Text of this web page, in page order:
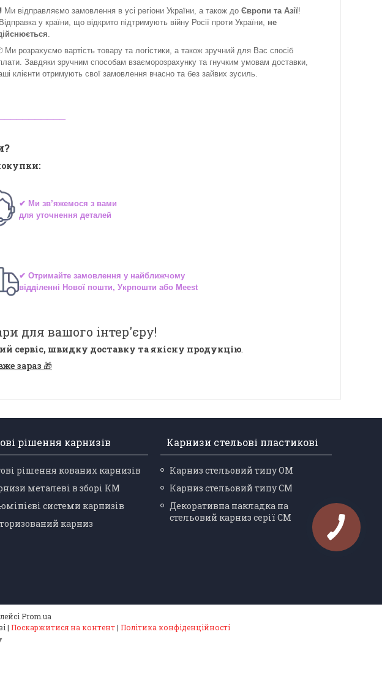
Ми відправляємо замовлення в усі регіони України, а також до Європи та Азії!
Відправка у країни, що відкрито підтримують війну Росії проти України, не
.
Ми розрахуємо вартість товару та логістики, а також зручний для Вас спосіб
Завдяки зручним способам взаєморозрахунку та гнучким умовам доставки,
клієнти отримують свої замовлення вчасно та без зайвих зусиль.
✔ Ми зв’яжемося з вами
для уточнення деталей
✔ Отримайте замовлення у найближчому
відділенні Нової пошти, Укрпошти або Meest
для вашого інтер'єру!
сервіс, швидку доставку та якісну продукцію.
зараз 🎁
рішення карнизів
рішення кованих карнизів
металеві в зборі КМ
системи карнизів
карниз
Карнизи стельові пластикові
Карниз стельовий типу ОМ
Карниз стельовий типу СМ
Декоративна накладка на
стельовий карниз серії СМ
Prom.ua
⭐️(5.0) "Карнизний Гуру" інтернет-магазин карнизів, штор, гардин і жалюзі | Поскаржитися на контент| Політика конфіденційності